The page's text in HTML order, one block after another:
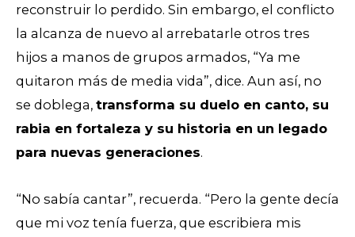
reconstruir lo perdido. Sin embargo, el conflicto
la alcanza de nuevo al arrebatarle otros tres
hijos a manos de grupos armados, “Ya me
quitaron más de media vida”, dice. Aun así, no
se doblega, transforma su duelo en canto, su
rabia en fortaleza y su historia en un legado
para nuevas generaciones.
“No sabía cantar”, recuerda. “Pero la gente decía
que mi voz tenía fuerza, que escribiera mis